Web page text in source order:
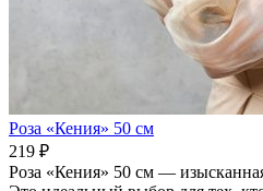
Роза «Кения» 50 см
219 ₽
Роза «Кения» 50 см —